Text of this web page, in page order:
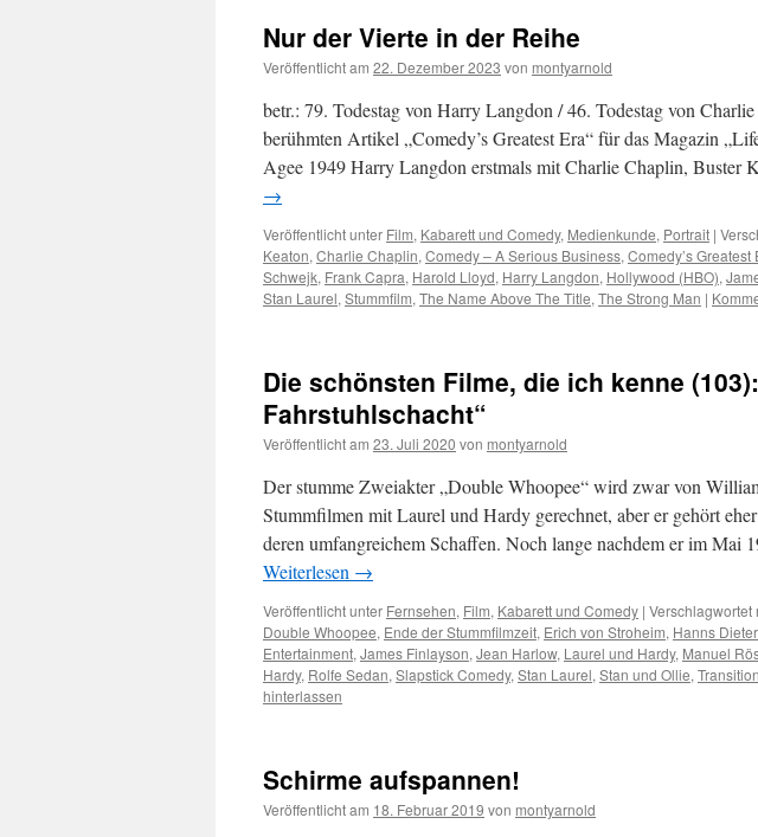
Nur der Vierte in der Reihe
Veröffentlicht am 22. Dezember 2023 von montyarnold
betr.: 79. Todestag von Harry Langdon / 46. Todestag von
berühmten Artikel „Comedy’s Greatest Era“ für das Magazin
Agee 1949 Harry Langdon erstmals mit Charlie Chaplin, Buster
→
Veröffentlicht unter Film, Kabarett und Comedy, Medienkunde, Portrait |
Keaton, Charlie Chaplin, Comedy – A Serious Business, Comedy’s Greatest
Schwejk, Frank Capra, Harold Lloyd, Harry Langdon, Hollywood (HBO),
Stan Laurel, Stummfilm, The Name Above The Title, The Strong Man |
Die schönsten Filme, die ich kenne
Fahrstuhlschacht“
Veröffentlicht am 23. Juli 2020 von montyarnold
Der stumme Zweiakter „Double Whoopee“ wird zwar von
Stummfilmen mit Laurel und Hardy gerechnet, aber er gehört
deren umfangreichem Schaffen. Noch lange nachdem er im Mai
Weiterlesen →
Veröffentlicht unter Fernsehen, Film, Kabarett und Comedy | Verschlagwortet
Double Whoopee, Ende der Stummfilmzeit, Erich von Stroheim, Hanns
Entertainment, James Finlayson, Jean Harlow, Laurel und Hardy, Manuel
Hardy, Rolfe Sedan, Slapstick Comedy, Stan Laurel, Stan und Ollie,
hinterlassen
Schirme aufspannen!
Veröffentlicht am 18. Februar 2019 von montyarnold